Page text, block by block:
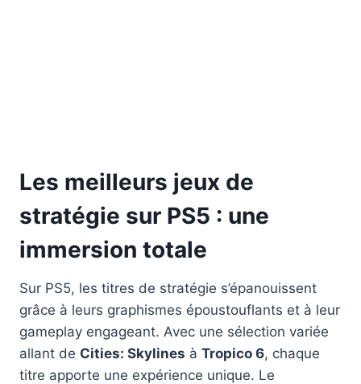
Les meilleurs jeux de
stratégie sur PS5 : une
immersion totale
Sur PS5, les titres de stratégie s’épanouissent
grâce à leurs graphismes époustouflants et à leur
gameplay engageant. Avec une sélection variée
allant de Cities: Skylines à Tropico 6, chaque
titre apporte une expérience unique. Le